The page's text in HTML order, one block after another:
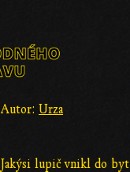
Autor: Urza
Jakýsi lupič vnikl do